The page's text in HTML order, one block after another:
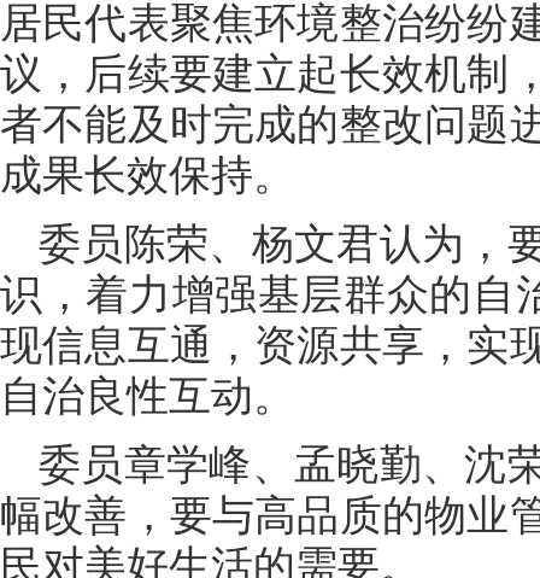
居民代表聚焦环境整治纷纷
议，后续要建立起长效机制
者不能及时完成的整改问题
成果长效保持。
委员陈荣、杨文君认为，
识，着力增强基层群众的自
现信息互通，资源共享，实
自治良性互动。
委员章学峰、孟晓勤、沈
幅改善，要与高品质的物业
民对美好生活的需要。